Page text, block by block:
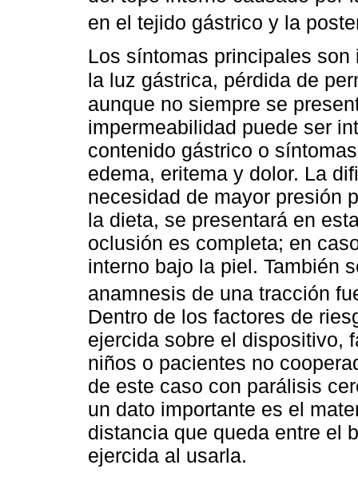
en el tejido gástrico y la
Los síntomas principales
la luz gástrica, pérdida de
aunque no siempre se
impermeabilidad puede ser
contenido gástrico o
edema, eritema y dolor. La
necesidad de mayor presión
la dieta, se presentará en
oclusión es completa; en
interno bajo la piel. También
anamnesis de una tracción
Dentro de los factores de
ejercida sobre el dispositivo,
niños o pacientes no
de este caso con parálisis
un dato importante es el
distancia que queda entre el
ejercida al usarla.